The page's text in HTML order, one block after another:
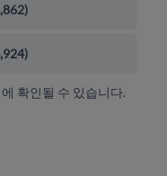
)
)
확인될 수 있습니다.